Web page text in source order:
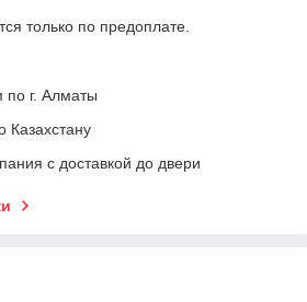
только по предоплате.
по г. Алматы
Казахстану
с доставкой до двери